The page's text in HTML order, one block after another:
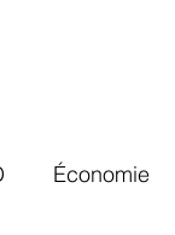
Économie